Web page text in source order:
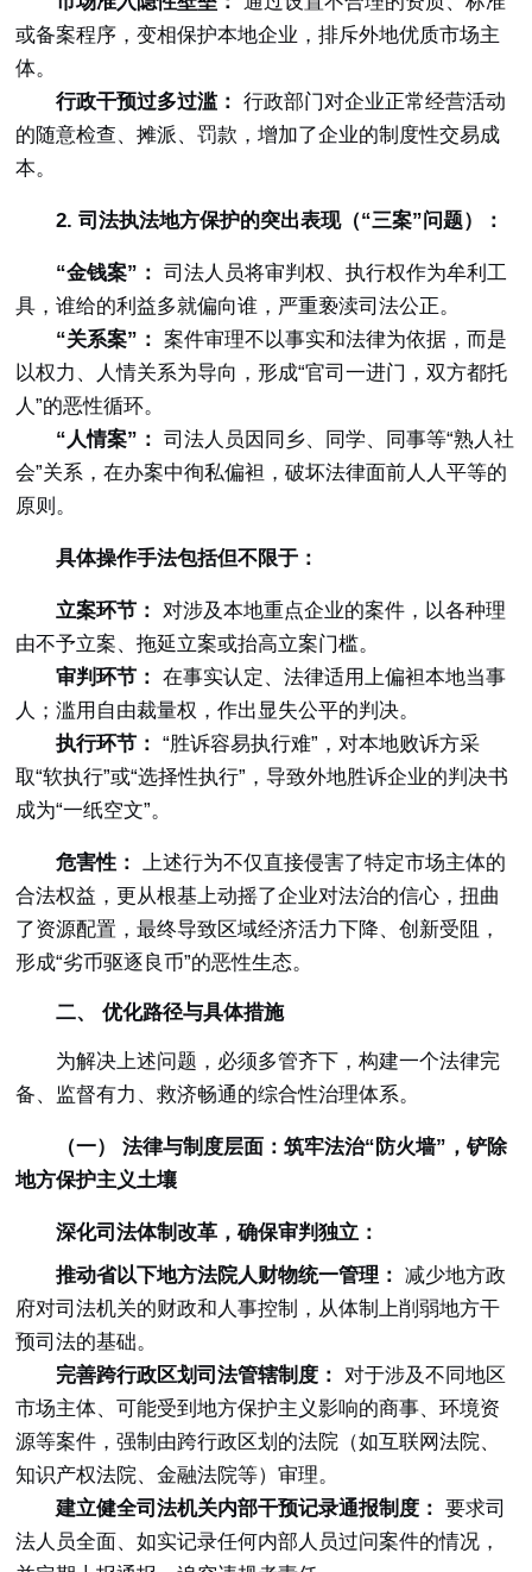
或备案程序，变相保护本地企业，排斥外地优质市场主
体。
行政干预过多过滥： 行政部门对企业正常经营活动
的随意检查、摊派、罚款，增加了企业的制度性交易成
本。
2. 司法执法地方保护的突出表现（“三案”问题）：
“金钱案”： 司法人员将审判权、执行权作为牟利工
具，谁给的利益多就偏向谁，严重亵渎司法公正。
“关系案”： 案件审理不以事实和法律为依据，而是
以权力、人情关系为导向，形成“官司一进门，双方都托
人”的恶性循环。
“人情案”： 司法人员因同乡、同学、同事等“熟人社
会”关系，在办案中徇私偏袒，破坏法律面前人人平等的
原则。
具体操作手法包括但不限于：
立案环节： 对涉及本地重点企业的案件，以各种理
由不予立案、拖延立案或抬高立案门槛。
审判环节： 在事实认定、法律适用上偏袒本地当事
人；滥用自由裁量权，作出显失公平的判决。
执行环节： “胜诉容易执行难”，对本地败诉方采
取“软执行”或“选择性执行”，导致外地胜诉企业的判决书
成为“一纸空文”。
危害性： 上述行为不仅直接侵害了特定市场主体的
合法权益，更从根基上动摇了企业对法治的信心，扭曲
了资源配置，最终导致区域经济活力下降、创新受阻，
形成“劣币驱逐良币”的恶性生态。
二、 优化路径与具体措施
为解决上述问题，必须多管齐下，构建一个法律完
备、监督有力、救济畅通的综合性治理体系。
（一） 法律与制度层面：筑牢法治“防火墙”，铲除
地方保护主义土壤
深化司法体制改革，确保审判独立：
推动省以下地方法院人财物统一管理： 减少地方政
府对司法机关的财政和人事控制，从体制上削弱地方干
预司法的基础。
完善跨行政区划司法管辖制度： 对于涉及不同地区
市场主体、可能受到地方保护主义影响的商事、环境资
源等案件，强制由跨行政区划的法院（如互联网法院、
知识产权法院、金融法院等）审理。
建立健全司法机关内部干预记录通报制度： 要求司
法人员全面、如实记录任何内部人员过问案件的情况，